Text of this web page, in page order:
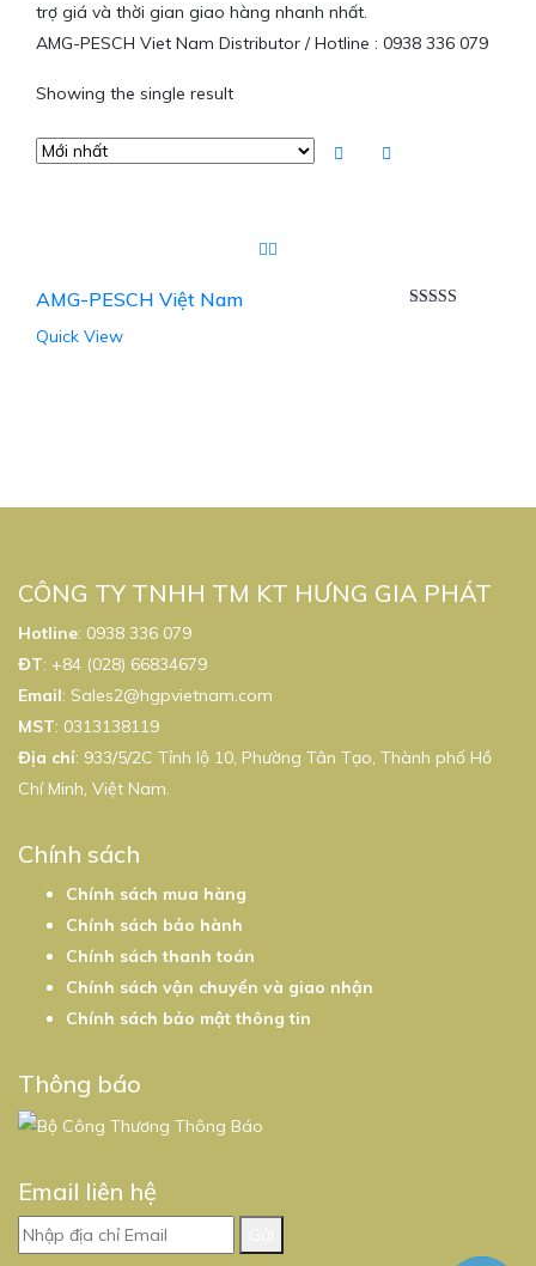
trợ giá và thời gian giao hàng nhanh nhất.
AMG-PESCH Viet Nam Distributor / Hotline : 0938 336 079
Showing the single result
AMG-PESCH Việt Nam
Quick View
CÔNG TY TNHH TM KT HƯNG GIA PHÁT
Hotline: 0938 336 079
ĐT: +84 (028) 66834679
Email: Sales2@hgpvietnam.com
MST: 0313138119
Địa chỉ: 933/5/2C Tỉnh lộ 10, Phường Tân Tạo, Thành phố Hồ
Chí Minh, Việt Nam.
Chính sách
Chính sách mua hàng
Chính sách bảo hành
Chính sách thanh toán
Chính sách vận chuyển và giao nhận
Chính sách bảo mật thông tin
Thông báo
Email liên hệ